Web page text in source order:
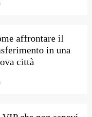
affrontare il
in una
città